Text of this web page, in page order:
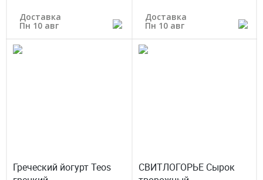
Доставка
Пн 10 авг
Доставка
Пн 10 авг
Греческий йогурт Teos
СВИТЛОГОРЬЕ Сырок